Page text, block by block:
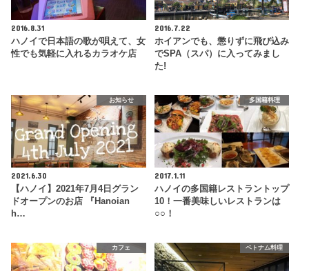
2016.8.31
ハノイで日本語の歌が唄えて、女
性でも気軽に入れるカラオケ店
2016.7.22
ホイアンでも、懲りずに飛び込み
でSPA（スパ）に入ってみまし
た!
お知らせ
2021.6.30
【ハノイ】2021年7月4日グラン
ドオープンのお店 『Hanoian
h…
多国籍料理
2017.1.11
ハノイの多国籍レストラントップ
10！一番美味しいレストランは
○○！
カフェ ベトナム料理